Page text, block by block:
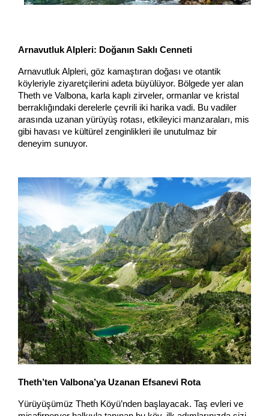
Arnavutluk Alpleri: Doğanın Saklı Cenneti
Arnavutluk Alpleri, göz kamaştıran doğası ve otantik
köyleriyle ziyaretçilerini adeta büyülüyor. Bölgede yer alan
Theth ve Valbona, karla kaplı zirveler, ormanlar ve kristal
berraklığındaki derelerle çevrili iki harika vadi. Bu vadiler
arasında uzanan yürüyüş rotası, etkileyici manzaraları, mis
gibi havası ve kültürel zenginlikleri ile unutulmaz bir
deneyim sunuyor.
Theth’ten Valbona’ya Uzanan Efsanevi Rota
Yürüyüşümüz Theth Köyü’nden başlayacak. Taş evleri ve